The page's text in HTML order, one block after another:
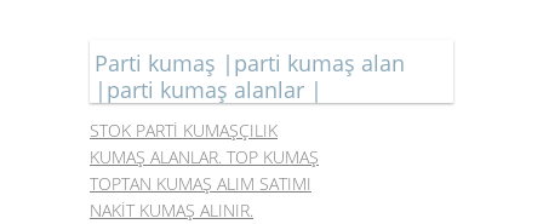
Parti kumaş |parti kumaş alan
|parti kumaş alanlar |
STOK PARTİ KUMAŞÇILIK
KUMAŞ ALANLAR. TOP KUMAŞ
TOPTAN KUMAŞ ALIM SATIMI
NAKİT KUMAŞ ALINIR.